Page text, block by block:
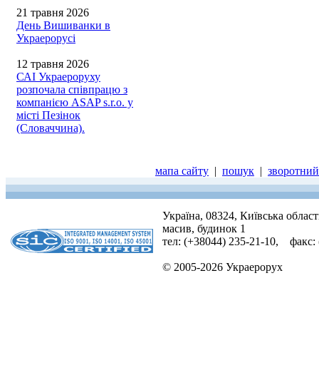
21 травня 2026
День Вишиванки в
Украерорусі
12 травня 2026
САІ Украероруху
розпочала співпрацю з
компанією ASAP s.r.o. у
місті Пезінок
(Словаччина).
мапа сайту | пошук |
Україна, 08324, Київська
масив, будинок 1
тел: (+38044) 235-21-10, факс:
© 2005-2026 Украерорух